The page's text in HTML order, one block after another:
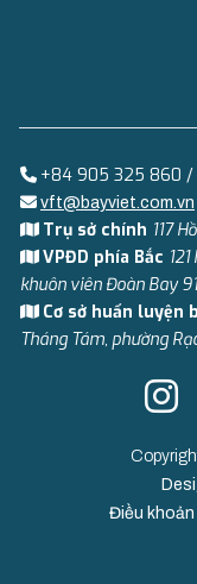
+84 905 325 860
vft@bayviet.com.vn
Trụ sở chính 117
VPĐD phía Bắc
khuôn viên Đoàn Bay
Cơ sở huấn luyện
Tháng Tám, phường
Điều